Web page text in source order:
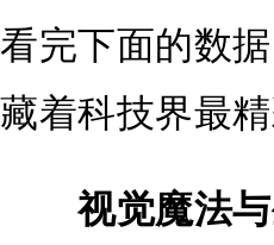
看完下面的数
藏着科技界最
视觉魔法